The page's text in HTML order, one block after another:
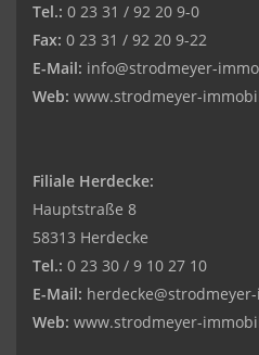
Tel.: 0 23 31 / 92 20 9-0
Fax: 0 23 31 / 92 20 9-22
E-Mail: info@strodmeyer-
Web: www.strodmeyer-
Filiale Herdecke:
Hauptstraße 8
58313 Herdecke
Tel.: 0 23 30 / 9 10 27 10
E-Mail:
Web: www.strodmeyer-